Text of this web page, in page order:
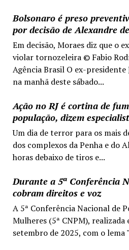
Bolsonaro é preso
por decisão de Alexandre
Em decisão, Moraes diz que o
violar tornozeleira © Fabio
Agência Brasil O ex-
na manhã deste sábado...
Ação no RJ é cortina de
população, dizem
Um dia de terror para os mais
dos complexos da Penha e do
horas debaixo de tiros e...
Durante a 5ª Conferência
cobram direitos e voz
A 5ª Conferência Nacional de
Mulheres (5ª CNPM), realizada
setembro de 2025, com o lema